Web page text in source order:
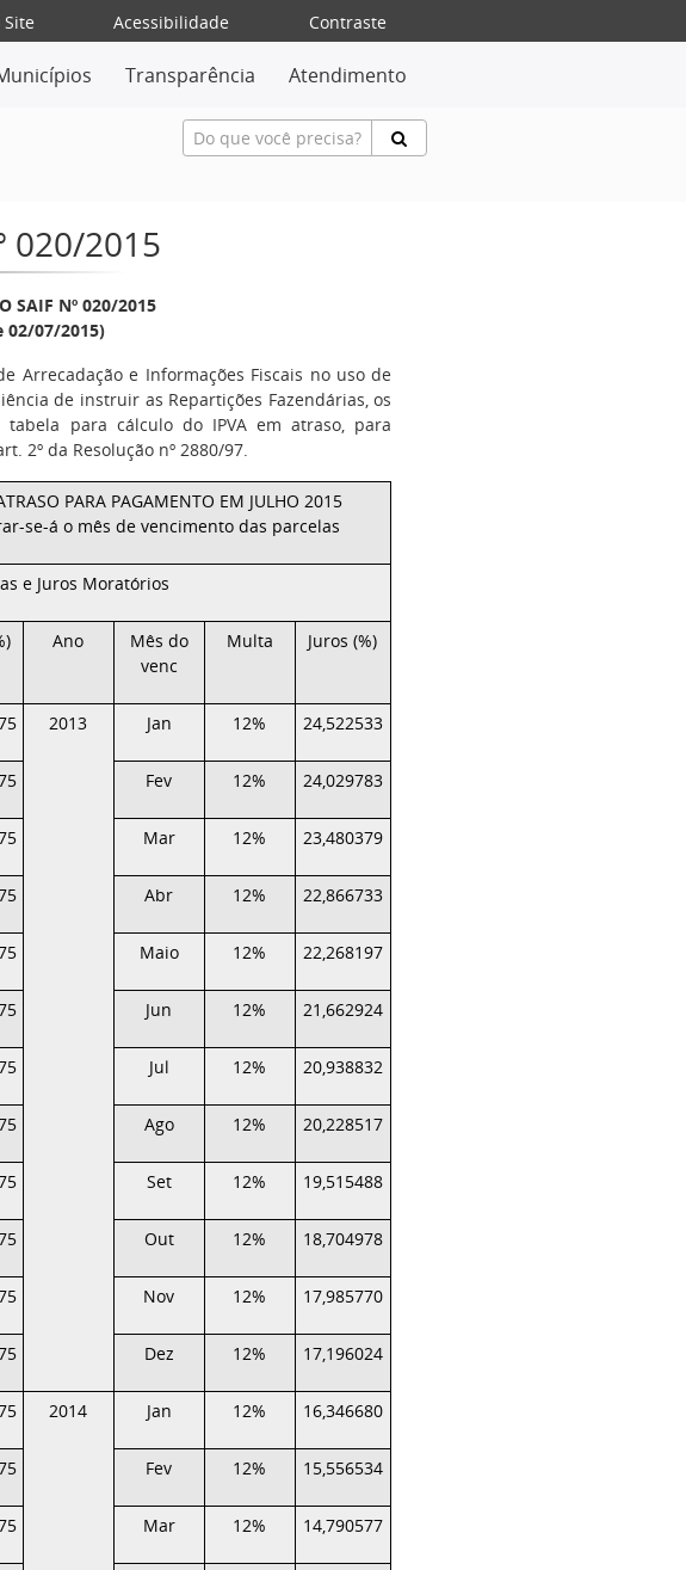
Acessibilidade
Contraste
Transparência Atendimento
020/2015
SAIF Nº 020/2015
02/07/2015)
Arrecadação e Informações Fiscais no uso de
de instruir as Repartições Fazendárias, os
para cálculo do IPVA em atraso, para
2º da Resolução nº 2880/97.
PARA PAGAMENTO EM JULHO 2015
se-á o mês de vencimento das parcelas
e Juros Moratórios
Ano
Mês do
venc
Multa Juros (%)
2013 Jan 12% 24,522533
Fev 12% 24,029783
Mar 12% 23,480379
Abr 12% 22,866733
Maio 12% 22,268197
Jun 12% 21,662924
Jul 12% 20,938832
Ago 12% 20,228517
Set 12% 19,515488
Out 12% 18,704978
Nov 12% 17,985770
Dez 12% 17,196024
2014 Jan 12% 16,346680
Fev 12% 15,556534
Mar 12% 14,790577